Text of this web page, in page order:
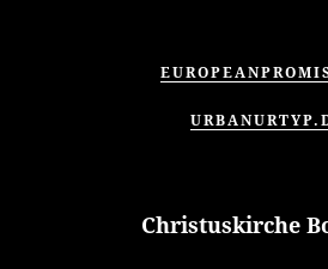
Christuskirche